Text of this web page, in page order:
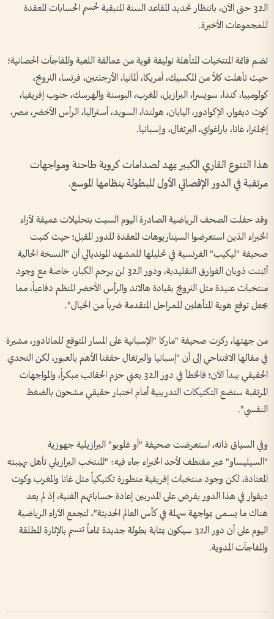
الـ32 حتى الآن، بانتظار تحديد المقاعد الستة المتبقية لحسم الحسابات المعقدة
للمجموعات الأخبرة.
تضم قائمة المنتخبات المتأهلة توليفة قوية من عمالقة اللعبة والمفاجآت الحصانية؛
حيث تأهلت كلاً من المكسيك، أمريكا، ألمانيا، الأرجنتين، فرنسا، النرويج،
كولومبيا، كندا، سويسرا، البرازيل، المغرب، البوسنة والهرسك، جنوب إفريقيا،
كوت ديفوار، الإكوادور، اليابان، هولندا، السويد، أستراليا، الرأس الأخضر، مصر،
إنجلترا، غانا، باراغواي، البرتغال، وإسبانيا.
هذا التنوع القاري الكبير يمهد لصدامات كروية طاحنة ومواجهات
مرتقبة في الدور الإقصائي الأول للبطولة بنظامها الموسع.
وقد حفلت الصحف الرياضية الصادرة اليوم السبت بتحليلات عميقة لآراء
الخبراء الذين استعرضوا السيناريوهات المعقدة للدور المقبل؛ حيث كتبت
صحيفة "ليكيب" الفرنسية في تحليلها للمشهد المونديالي أن "النسخة الحالية
أثبتت ذوبان الفوارق التقليدية، ودور الـ32 لن يرحم الكبار، خاصة مع وجود
منتخبات عنيدة مثل النرويج بقيادة هالاند والرأس الأخضر المنظم دفاعياً، مما
يجعل توقع هوية المتأهلين للمراحل المتقدمة ضرباً من الخيال".
من جهتها، ركزت صحيفة "ماركا "الإسبانية على المسار المتوقع للماتادور، مشيرة
في مقالها الافتتاحي إلى أن "إسبانيا والبرتغال حققتا الأهم بالعبور، لكن التحدي
الحقيقي يبدأ الآن؛ فالخطأ في دور الـ32 يعني حزم الحقائب مبكراً، والمواجهات
المرتقبة ستضع التكتيكات التدريبية أمام اختبار حقيقي مشحون بالضغط
النفسي".
وفي السياق ذاته، استعرضت صحيفة "أو غلوبو" البرازيلية جهوزية
"السيليساو" عبر مقتطف لأحد الخبراء جاء فيه: "المنتخب البرازيلي تأهل بهيبته
المعتادة، لكن وجود منتخبات إفريقية متطورة تكتيكياً مثل غانا والمغرب وكوت
ديفوار في هذا الدور يفرض على المدربين إعادة حساباتهم الفنية، إذ لم يعد
هناك ما يسمى بمواجهة سهلة في كأس العالم الحديثة"، لتجمع الآراء الرياضية
اليوم على أن دور الـ32 سيكون بمثابة بطولة جديدة تماماً تتسم بالإثارة المطلقة
والمفاجآت المدوية.